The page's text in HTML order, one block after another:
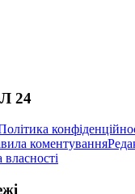
24
коментування